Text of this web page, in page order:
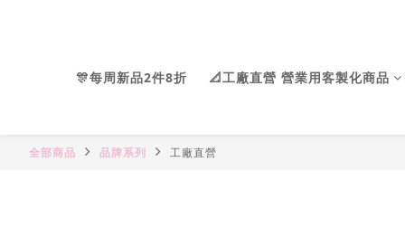
🎊每周新品2件8折 📐工廠直營 營業用客製化商品
全部商品 品牌系列 工廠直營